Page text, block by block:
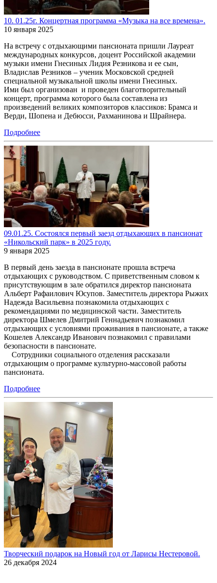
10. 01.25г. Концертная программа «Музыка на все времена».
10 января 2025
На встречу с отдыхающими пансионата пришли Лауреат
международных конкурсов, доцент Российской академии
музыки имени Гнесиных Лидия Резникова и ее сын,
Владислав Резников – ученик Московской средней
специальной музыкальной школы имени Гнесиных.
Ими был организован и проведен благотворительный
концерт, программа которого была составлена из
произведений великих композиторов классиков: Брамса и
Верди, Шопена и Дебюсси, Рахманинова и Шрайнера.
Подробнее
09.01.25. Состоялся первый заезд отдыхающих в пансионат
«Никольский парк» в 2025 году.
9 января 2025
В первый день заезда в пансионате прошла встреча
отдыхающих с руководством. С приветственным словом к
присутствующим в зале обратился директор пансионата
Альберт Рафаилович Юсупов. Заместитель директора Рыжих
Надежда Васильевна познакомила отдыхающих с
рекомендациями по медицинской части. Заместитель
директора Шмелев Дмитрий Геннадьевич познакомил
отдыхающих с условиями проживания в пансионате, а также
Кошелев Александр Иванович познакомил с правилами
безопасности в пансионате.
Сотрудники социального отделения рассказали
отдыхающим о программе культурно-массовой работы
пансионата.
Подробнее
Творческий подарок на Новый год от Ларисы Нестеровой.
26 декабря 2024